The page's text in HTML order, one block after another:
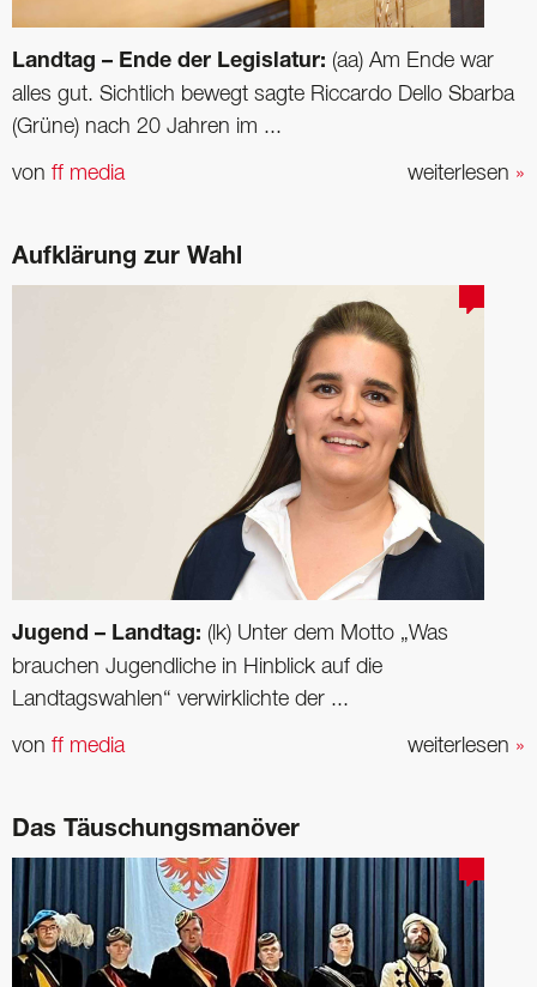
Landtag – Ende der Legislatur: (aa) Am Ende war
alles gut. Sichtlich bewegt sagte Riccardo Dello Sbarba
(Grüne) nach 20 Jahren im ...
weiterlesen »
von ff media
Aufklärung zur Wahl
Jugend – Landtag: (lk) Unter dem Motto „Was
brauchen Jugendliche in Hinblick auf die
Landtagswahlen“ verwirklichte der ...
weiterlesen »
von ff media
Das Täuschungsmanöver